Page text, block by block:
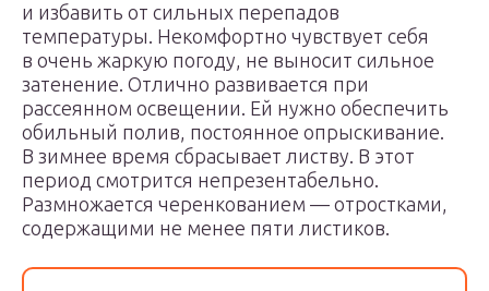
и избавить от сильных перепадов
температуры. Некомфортно чувствует себя
в очень жаркую погоду, не выносит сильное
затенение. Отлично развивается при
рассеянном освещении. Ей нужно обеспечить
обильный полив, постоянное опрыскивание.
В зимнее время сбрасывает листву. В этот
период смотрится непрезентабельно.
Размножается черенкованием — отростками,
содержащими не менее пяти листиков.